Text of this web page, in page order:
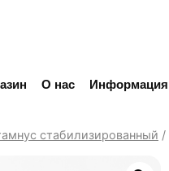
О нас Информация
cтабилизированный /